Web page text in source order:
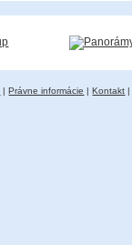
|Právne informácie |Kontakt